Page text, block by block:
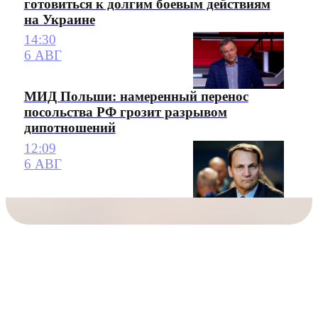
готовиться к долгим боевым действиям
на Украине
14:30
6 АВГ
МИД Польши: намеренный перенос
посольства РФ грозит разрывом
дипотношений
12:09
6 АВГ